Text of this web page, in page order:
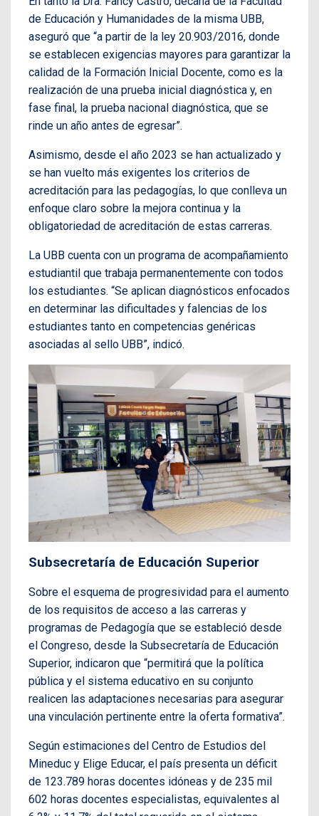
de Educación y Humanidades de la misma UBB,
aseguró que “a partir de la ley 20.903/2016, donde
se establecen exigencias mayores para garantizar la
calidad de la Formación Inicial Docente, como es la
realización de una prueba inicial diagnóstica y, en
fase final, la prueba nacional diagnóstica, que se
rinde un año antes de egresar”.
Asimismo, desde el año 2023 se han actualizado y
se han vuelto más exigentes los criterios de
acreditación para las pedagogías, lo que conlleva un
enfoque claro sobre la mejora continua y la
obligatoriedad de acreditación de estas carreras.
La UBB cuenta con un programa de acompañamiento
estudiantil que trabaja permanentemente con todos
los estudiantes. “Se aplican diagnósticos enfocados
en determinar las dificultades y falencias de los
estudiantes tanto en competencias genéricas
asociadas al sello UBB”, indicó.
Subsecretaría de Educación Superior
Sobre el esquema de progresividad para el aumento
de los requisitos de acceso a las carreras y
programas de Pedagogía que se estableció desde
el Congreso, desde la Subsecretaría de Educación
Superior, indicaron que “permitirá que la política
pública y el sistema educativo en su conjunto
realicen las adaptaciones necesarias para asegurar
una vinculación pertinente entre la oferta formativa”.
Según estimaciones del Centro de Estudios del
Mineduc y Elige Educar, el país presenta un déficit
de 123.789 horas docentes idóneas y de 235 mil
602 horas docentes especialistas, equivalentes al